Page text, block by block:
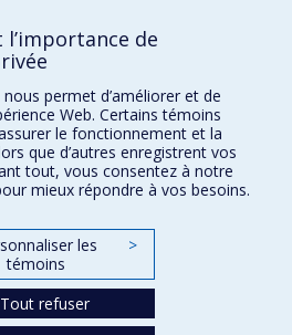
de l’activité physique
l’importance de
permet d’améliorer et de
Web. Certains témoins
le fonctionnement et la
que d’autres enregistrent vos
tout, vous consentez à notre
mieux répondre à vos besoins.
les
témoins
>
Tout refuser